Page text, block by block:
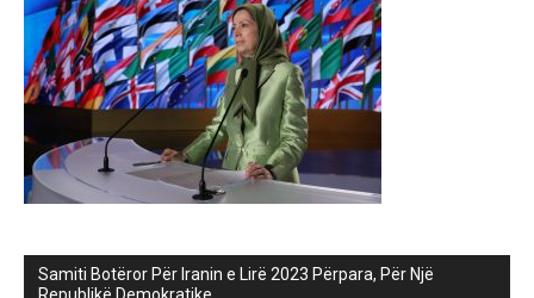
Samiti Botëror Për Iranin e Lirë 2023 Përpara, Për Një